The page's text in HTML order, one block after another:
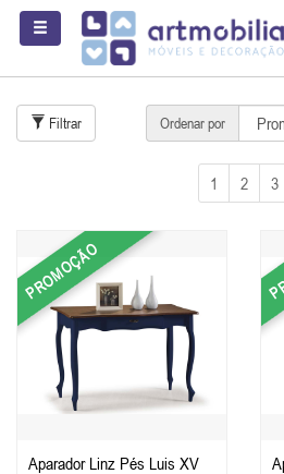
Filtrar Ordenar por
1 2 3
PROMOÇÃO
Aparador Linz Pés Luis XV